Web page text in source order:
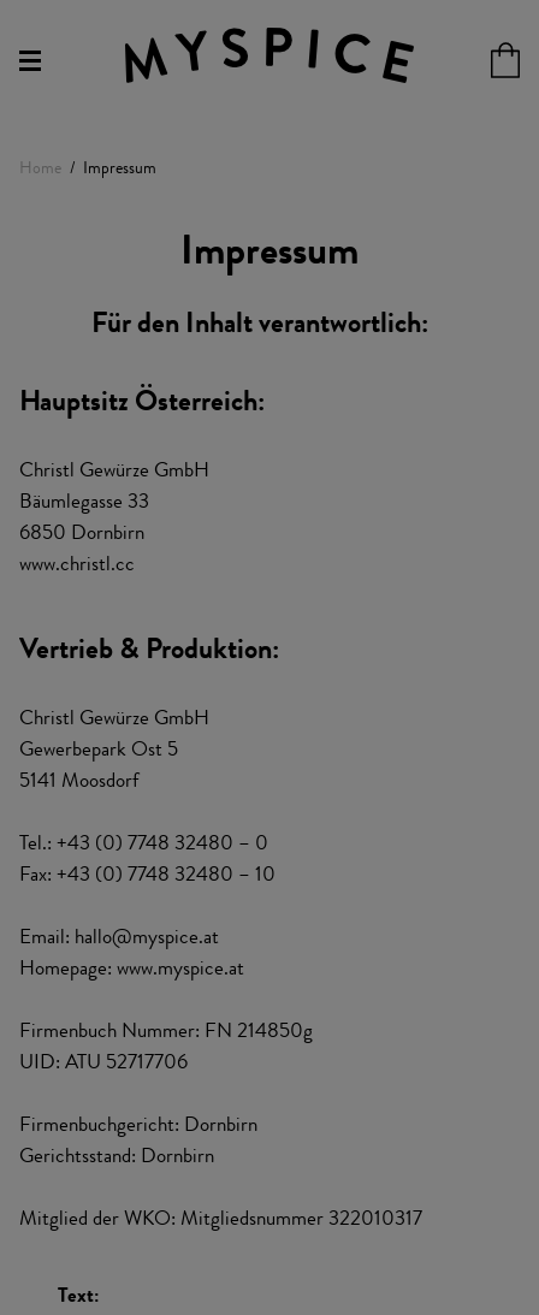
Home Impressum
Impressum
Für den Inhalt verantwortlich:
Hauptsitz Österreich:
Christl Gewürze GmbH
Bäumlegasse 33
6850 Dornbirn
www.christl.cc
Vertrieb & Produktion:
Christl Gewürze GmbH
Gewerbepark Ost 5
5141 Moosdorf
Tel.: +43 (0) 7748 32480 – 0
Fax: +43 (0) 7748 32480 – 10
Email: hallo@myspice.at
Homepage: www.myspice.at
Firmenbuch Nummer: FN 214850g
UID: ATU 52717706
Firmenbuchgericht: Dornbirn
Gerichtsstand: Dornbirn
Mitglied der WKO: Mitgliedsnummer 322010317
Text: